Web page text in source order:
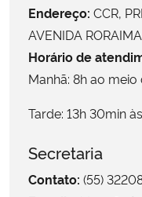
Ministério da Ciência,
Ministério do Meio Ambiente
Ministério do Turismo
Ministério do Desenvolvimento
Endereço: CCR,
AVENIDA
Horário de
Manhã: 8h ao meio
Tarde: 13h 30min
Secretaria
Contato: (55)